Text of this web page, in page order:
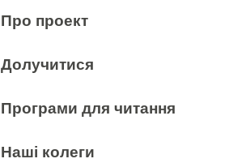
Про проект
Долучитися
Програми для читання
Наші колеги